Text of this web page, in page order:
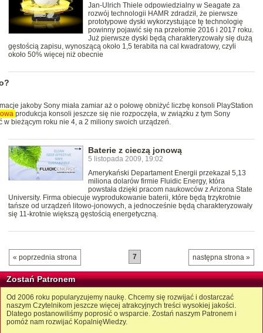
Jan-Ulrich Thiele odpowiedzialny w Seagate za
rozwój technologii HAMR zdradził, że pierwsze
prototypowe dyski wykorzystujące tę technologię
powinny pojawić się na przełomie 2016 i 2017 roku.
Już pierwsze dyski będą charakteryzowały się dużą
gęstością zapisu, wynoszącą około 1,5 terabita na cal kwadratowy, czyli
około 50% więcej niż obecnie
jakoby Sony miała zamiar aż o połowę obniżyć liczbę konsoli PlayStation
produkcja konsoli jeszcze się nie rozpoczęła, w związku z tym Sony
bieżącym roku nie 4, a 2 miliony swoich urządzeń.
Baterie z cieczą jonową
5 listopada 2009, 19:02
Amerykański Departament Energii przekazał 5,13
miliona dolarów firmie Fluidic Energy, która
powstała dzięki pracom naukowców z Arizona State
University. Firma obiecuje wyprodukowanie baterii, które będą trzykrotnie
tańsze od urządzeń litowo-jonowych, a jednocześnie będą charakteryzowały
się 11-krotnie większą gęstością energetyczną.
« poprzednia strona następna strona »
7
Zostań Patronem
Od 2006 roku popularyzujemy naukę. Chcemy się rozwijać i dostarczać
naszym Czytelnikom jeszcze więcej atrakcyjnych treści wysokiej jakości.
Dlatego postanowiliśmy poprosić o wsparcie. Zostań naszym Patronem i
pomóż nam rozwijać KopalnięWiedzy.